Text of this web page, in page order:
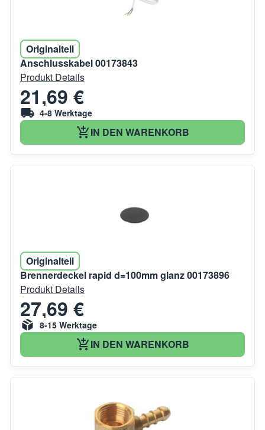
Originalteil
Anschlusskabel 00173843
Produkt Details
21,69 €
4-8 Werktage
IN DEN WARENKORB
Originalteil
Brennerdeckel rapid d=100mm glanz 00173896
Produkt Details
27,69 €
8-15 Werktage
IN DEN WARENKORB